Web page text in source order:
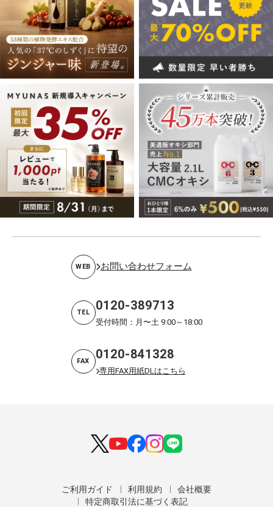
WEB お問い合わせフォーム
TEL 0120-389713
受付時間：月〜土 9:00～18:00
FAX 0120-841328
専用FAX用紙DLはこちら
ご利用ガイド 利用規約
会社概要
特定商取引法に基づく表記